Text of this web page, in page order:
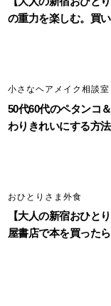
の重力を楽しむ。買
小さなヘアメイク相談室
50代60代のペタンコ
わりきれいにする方
おひとりさま外食
【大人の新宿おひと
屋書店で本を買った